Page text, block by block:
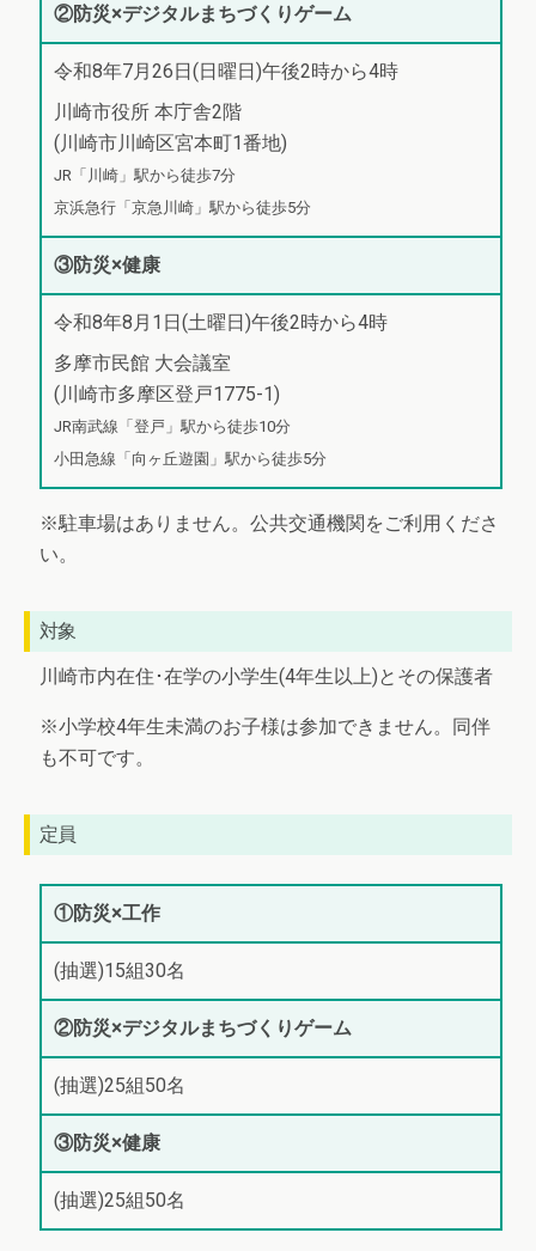
②防災×デジタルまちづくりゲーム
令和8年7月26日(日曜日)午後2時から4時
川崎市役所 本庁舎2階
(川崎市川崎区宮本町1番地)
JR「川崎」駅から徒歩7分
京浜急行「京急川崎」駅から徒歩5分
③防災×健康
令和8年8月1日(土曜日)午後2時から4時
多摩市民館 大会議室
(川崎市多摩区登戸1775-1)
JR南武線「登戸」駅から徒歩10分
小田急線「向ヶ丘遊園」駅から徒歩5分
※駐車場はありません。公共交通機関をご利用くださ
い。
対象
川崎市内在住･在学の小学生(4年生以上)とその保護者
※小学校4年生未満のお子様は参加できません。同伴
も不可です。
定員
①防災×工作
(抽選)15組30名
②防災×デジタルまちづくりゲーム
(抽選)25組50名
③防災×健康
(抽選)25組50名